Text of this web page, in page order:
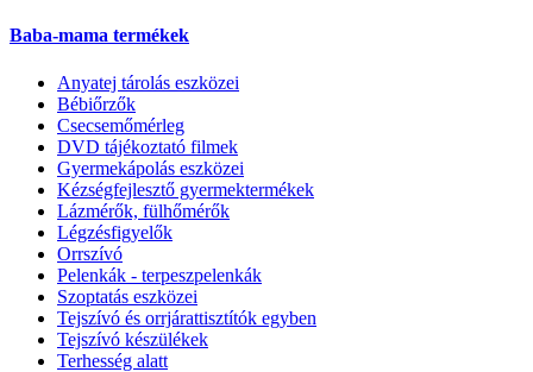
Baba-mama termékek
Anyatej tárolás eszközei
Bébiőrzők
Csecsemőmérleg
DVD tájékoztató filmek
Gyermekápolás eszközei
Kézségfejlesztő gyermektermékek
Lázmérők, fülhőmérők
Légzésfigyelők
Orrszívó
Pelenkák - terpeszpelenkák
Szoptatás eszközei
Tejszívó és orrjárattisztítók egyben
Tejszívó készülékek
Terhesség alatt